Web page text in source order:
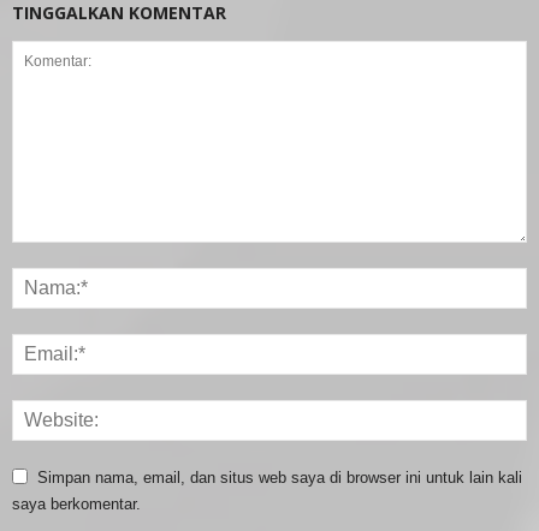
TINGGALKAN KOMENTAR
Simpan nama, email, dan situs web saya di browser ini untuk lain kali
saya berkomentar.